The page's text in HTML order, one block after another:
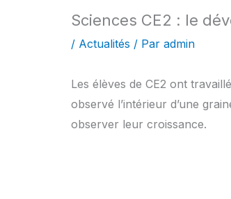
Sciences CE2 : le
/ Actualités / Par admin
Les élèves de CE2 ont
observé l’intérieur d’une
observer leur croissance.